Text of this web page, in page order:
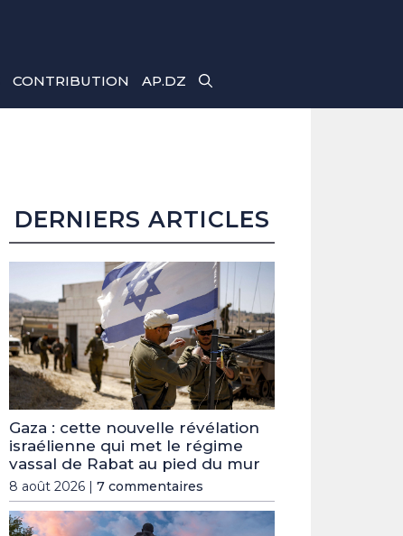
CONTRIBUTION AP.DZ
DERNIERS ARTICLES
Gaza : cette nouvelle révélation
israélienne qui met le régime
vassal de Rabat au pied du mur
8 août 2026 | 7 commentaires